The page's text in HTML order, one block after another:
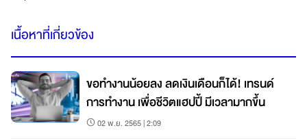
เนื้อหาที่เกี่ยวข้อง
ขอทำงานน้อยลง ลดเงินเดือนก็ได้! เทรนด์
การทำงาน เพื่อชีวิตแฮปปี้ มีเวลามากขึ้น
02 พ.ย. 2565 | 2:09